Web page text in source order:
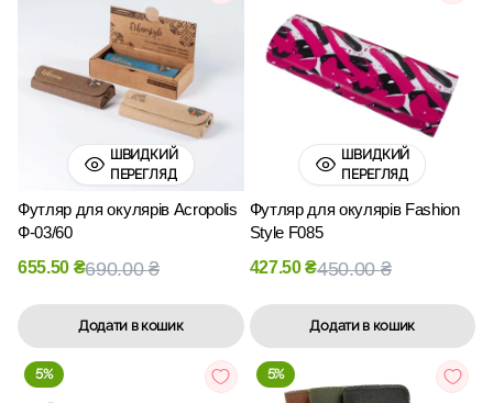
ШВИДКИЙ
ПЕРЕГЛЯД
Футляр для окулярів Acropolis
Ф-03/60
690.00₴
655.50 ₴
Додати в кошик
ШВИДКИЙ
ПЕРЕГЛЯД
Футляр для окулярів Fashion
Style F085
450.00₴
427.50₴
Додати в кошик
5% 5%